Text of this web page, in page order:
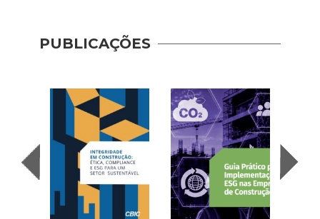
PUBLICAÇÕES